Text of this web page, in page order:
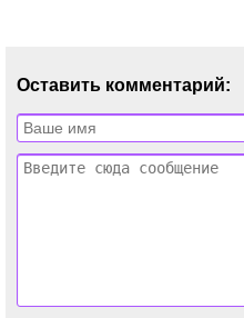
Оставить комментарий: